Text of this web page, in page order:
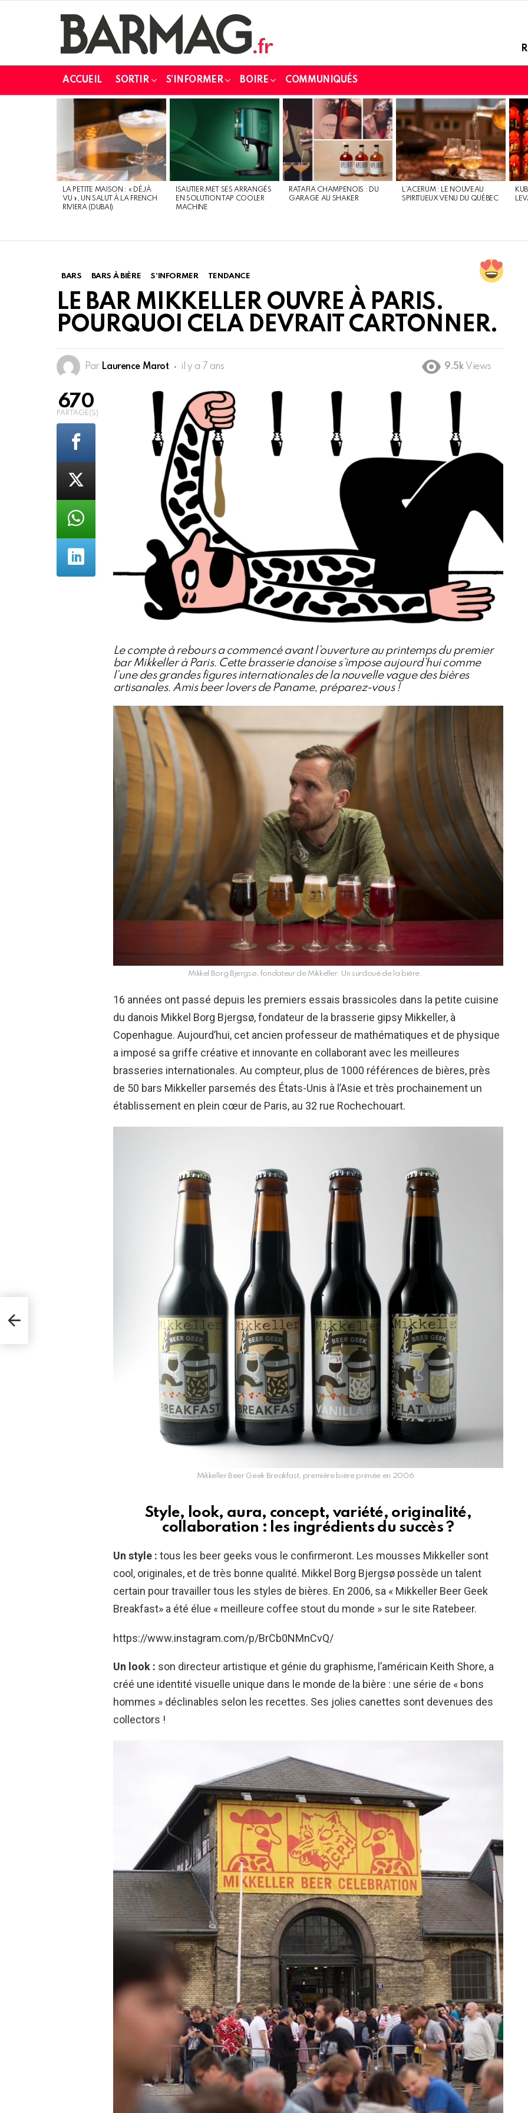
ACCUEIL SORTIR S’INFORMER BOIRE COMMUNIQUÉS
DERNIERS
LA PETITE MAISON : « DÉJÀ
VU », UN SALUT À LA FRENCH
RIVIERA (DUBAI)
ISAUTIER MET SES ARRANGÉS
EN SOLUTION TAP COOLER
MACHINE
RATAFIA CHAMPENOIS : DU
GARAGE AU SHAKER
L’ACERUM : LE NOUVEAU
SPIRITUEUX VENU DU QUÉBEC
BARS BARS À BIÈRE S'INFORMER TENDANCE
LE BAR MIKKELLER OUVRE À PARIS.
POURQUOI CELA DEVRAIT CARTONNER.
Par Laurence Marot il y a 7 ans 9.5k Views
Le compte à rebours a commencé avant l’ouverture au printemps du premier
bar Mikkeller à Paris. Cette brasserie danoise s’impose aujourd’hui comme
l’une des grandes figures internationales de la nouvelle vague des bières
artisanales. Amis beer lovers de Paname, préparez-vous !
Mikkel Borg Bjergsø, fondateur de Mikkeller. Un surdoué de la bière.
16 années ont passé depuis les premiers essais brassicoles dans la petite cuisine
du danois Mikkel Borg Bjergsø, fondateur de la brasserie gipsy Mikkeller, à
Copenhague. Aujourd’hui, cet ancien professeur de mathématiques et de physique
a imposé sa griffe créative et innovante en collaborant avec les meilleures
brasseries internationales. Au compteur, plus de 1000 références de bières, près
de 50 bars Mikkeller parsemés des États-Unis à l’Asie et très prochainement un
établissement en plein cœur de Paris, au 32 rue Rochechouart.
Mikkeller Beer Geek Breakfast, première bière primée en 2006
Style, look, aura, concept, variété, originalité,
collaboration : les ingrédients du succès ?
Un style : tous les beer geeks vous le confirmeront. Les mousses Mikkeller sont
cool, originales, et de très bonne qualité. Mikkel Borg Bjergsø possède un talent
certain pour travailler tous les styles de bières. En 2006, sa « Mikkeller Beer Geek
Breakfast» a été élue « meilleure coffee stout du monde » sur le site Ratebeer.
https://www.instagram.com/p/BrCb0NMnCvQ/
Un look : son directeur artistique et génie du graphisme, l’américain Keith Shore, a
créé une identité visuelle unique dans le monde de la bière : une série de « bons
hommes » déclinables selon les recettes. Ses jolies canettes sont devenues des
collectors !
670
PARTAGE(S)
»